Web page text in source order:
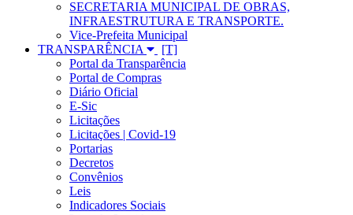
SECRETARIA MUNICIPAL DE OBRAS,
INFRAESTRUTURA E TRANSPORTE.
Vice-Prefeita Municipal
TRANSPARÊNCIA
Portal da Transparência
Portal de Compras
Diário Oficial
E-Sic
Licitações
Licitações | Covid-19
Portarias
Decretos
Convênios
Leis
Indicadores Sociais